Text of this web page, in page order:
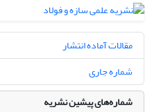
مقالات آماده انتشار
شماره جاری
شماره‌های پیشین نشریه